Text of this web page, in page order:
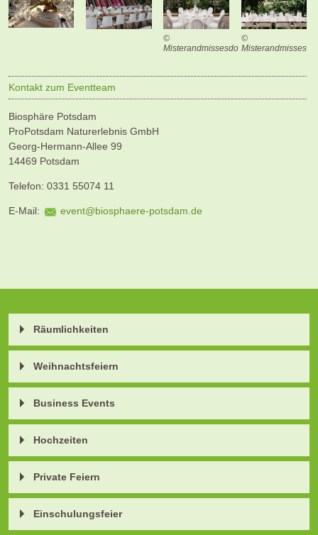
©
Misterandmissesdo
©
Misterandmissesdo
Kontakt zum Eventteam
Biosphäre Potsdam
ProPotsdam Naturerlebnis GmbH
Georg-Hermann-Allee 99
14469 Potsdam
Telefon: 0331 55074 11
E-Mail: event@biosphaere-potsdam.de
Räumlichkeiten
Weihnachtsfeiern
Business Events
Hochzeiten
Private Feiern
Einschulungsfeier